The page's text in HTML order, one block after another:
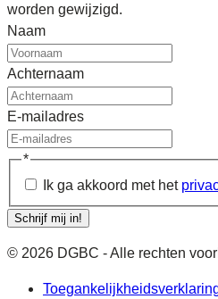
worden gewijzigd.
Naam
Achternaam
E-mailadres
*
Ik ga akkoord met het
Schrijf mij in!
© 2026 DGBC - Alle rechten